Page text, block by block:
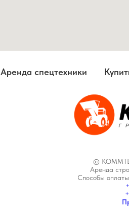
Аренда спецтехники
©
Аренда
Способы